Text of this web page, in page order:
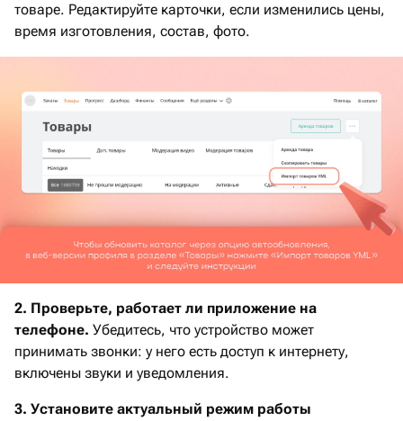
товаре. Редактируйте карточки, если изменились цены,
время изготовления, состав, фото.
2. Проверьте, работает ли приложение на
телефоне. Убедитесь, что устройство может
принимать звонки: у него есть доступ к интернету,
включены звуки и уведомления.
3. Установите актуальный режим работы